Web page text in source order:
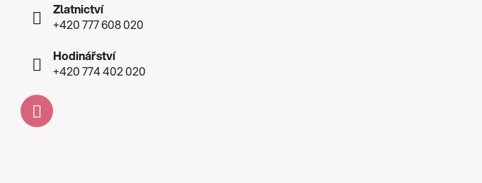
Zlatnictví
+420 777 608 020
Hodinářství
+420 774 402 020